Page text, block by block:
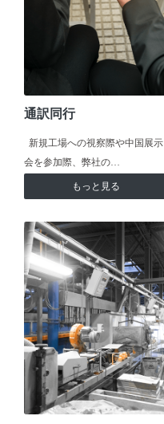
通訳同行
新規工場への視察際や中国展示
会を参加際、弊社の…
もっと見る